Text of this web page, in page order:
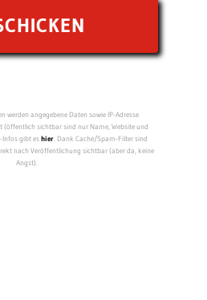
werden angegebene Daten sowie IP-Adresse
(öffentlich sichtbar sind nur Name, Website und
Infos gibt eshier. Dank Cache/Spam-Filter sind
nach Veröffentlichung sichtbar (aber da, keine
Angst).